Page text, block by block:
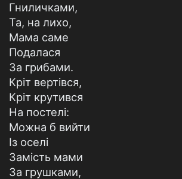
Гниличками,
Та, на лихо,
Мама саме
Подалася
За грибами.
Кріт вертівся,
Кріт крутився
На постелі:
Можна б вийти
Із оселі
Замість мами
За грушками,